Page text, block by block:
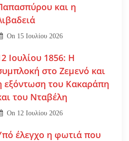
και η
On 15 Ιουλίου 2026
Ιουλίου 1856: Η
στο Ζεμενό και
εξόντωση του Κακαράπη
του Νταβέλη
On 12 Ιουλίου 2026
έλεγχο η φωτιά που